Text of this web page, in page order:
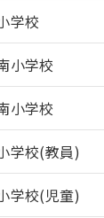
学校
小学校
小学校
学校(教員)
学校(児童)